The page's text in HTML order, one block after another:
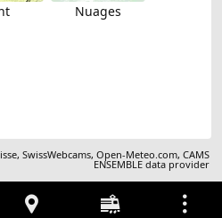
Nuages
,SwissWebcams,Open-Meteo.com,CAMS
ENSEMBLE data provider